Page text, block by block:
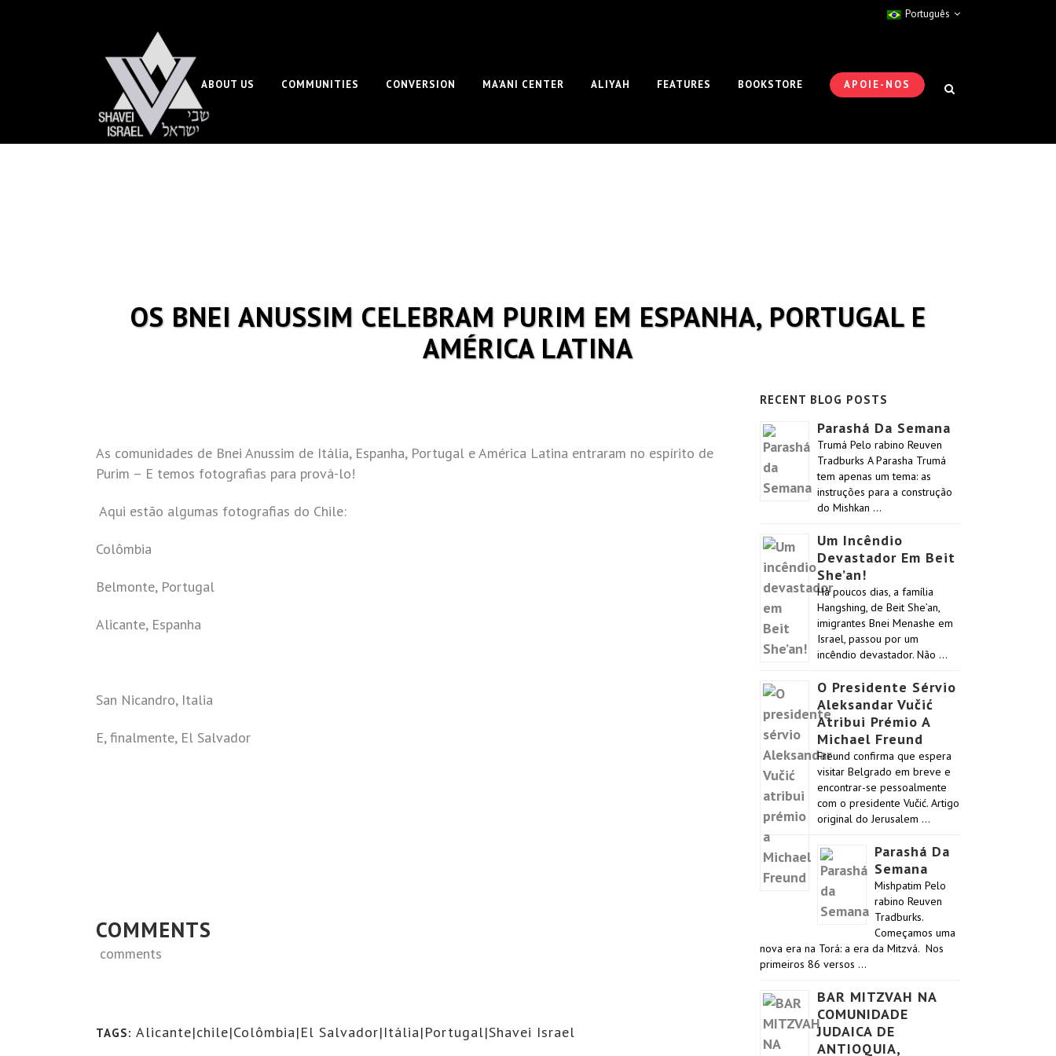
Português
APOIE-NOS
ABOUT US COMMUNITIES CONVERSION MA’ANI CENTER ALIYAH FEATURES BOOKSTORE
OS BNEI ANUSSIM CELEBRAM PURIM EM ESPANHA, PORTUGAL E
AMÉRICA LATINA
As comunidades de Bnei Anussim de Itália, Espanha, Portugal e América Latina entraram no espírito de
Purim – E temos fotografias para prová-lo!
Aqui estão algumas fotografias do Chile:
Colômbia
Belmonte, Portugal
Alicante, Espanha
San Nicandro, Italia
E, finalmente, El Salvador
COMMENTS
comments
TAGS: Alicante|chile|Colômbia|El Salvador|Itália|Portugal|Shavei Israel
RECENT BLOG POSTS
Parashá Da Semana
Trumá Pelo rabino Reuven
Tradburks A Parasha Trumá
tem apenas um tema: as
instruções para a construção
do Mishkan …
Um Incêndio
Devastador Em Beit
She’an!
Há poucos dias, a família
Hangshing, de Beit She’an,
imigrantes Bnei Menashe em
Israel, passou por um
incêndio devastador. Não …
O Presidente Sérvio
Aleksandar Vučić
Atribui Prémio A
Michael Freund
Freund confirma que espera
visitar Belgrado em breve e
encontrar-se pessoalmente
com o presidente Vučić. Artigo
original do Jerusalem …
Parashá Da
Semana
Mishpatim Pelo
rabino Reuven
Tradburks.
Começamos uma
nova era na Torá: a era da Mitzvá. Nos
primeiros 86 versos …
BAR MITZVAH NA
COMUNIDADE
JUDAICA DE
ANTIOQUIA,